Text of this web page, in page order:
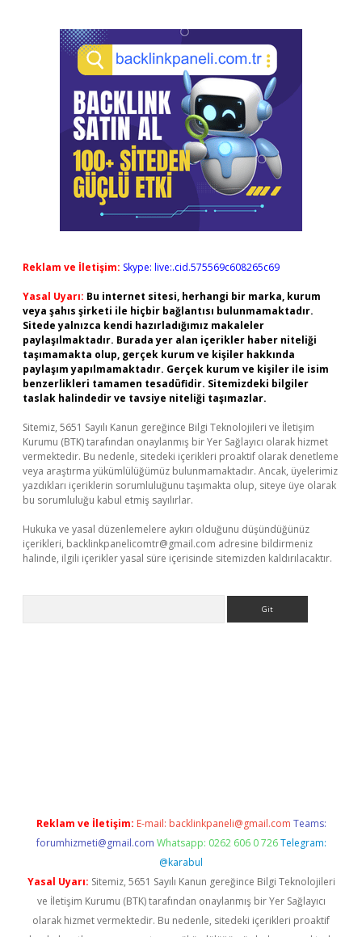
Reklam ve İletişim: Skype: live:.cid.575569c608265c69
Yasal Uyarı: Bu internet sitesi, herhangi bir marka, kurum
veya şahıs şirketi ile hiçbir bağlantısı bulunmamaktadır.
Sitede yalnızca kendi hazırladığımız makaleler
paylaşılmaktadır. Burada yer alan içerikler haber niteliği
taşımamakta olup, gerçek kurum ve kişiler hakkında
paylaşım yapılmamaktadır. Gerçek kurum ve kişiler ile isim
benzerlikleri tamamen tesadüfidir. Sitemizdeki bilgiler
taslak halindedir ve tavsiye niteliği taşımazlar.
Sitemiz, 5651 Sayılı Kanun gereğince Bilgi Teknolojileri ve İletişim
Kurumu (BTK) tarafından onaylanmış bir Yer Sağlayıcı olarak hizmet
vermektedir. Bu nedenle, sitedeki içerikleri proaktif olarak denetleme
veya araştırma yükümlülüğümüz bulunmamaktadır. Ancak, üyelerimiz
yazdıkları içeriklerin sorumluluğunu taşımakta olup, siteye üye olarak
bu sorumluluğu kabul etmiş sayılırlar.
Hukuka ve yasal düzenlemelere aykırı olduğunu düşündüğünüz
içerikleri, backlinkpanelicomtr@gmail.com adresine bildirmeniz
halinde, ilgili içerikler yasal süre içerisinde sitemizden kaldırılacaktır.
Reklam ve İletişim: E-mail: backlinkpaneli@gmail.com Teams:
forumhizmeti@gmail.com Whatsapp: 0262 606 0 726 Telegram:
@karabul
Yasal Uyarı: Sitemiz, 5651 Sayılı Kanun gereğince Bilgi Teknolojileri
ve İletişim Kurumu (BTK) tarafından onaylanmış bir Yer Sağlayıcı
olarak hizmet vermektedir. Bu nedenle, sitedeki içerikleri proaktif